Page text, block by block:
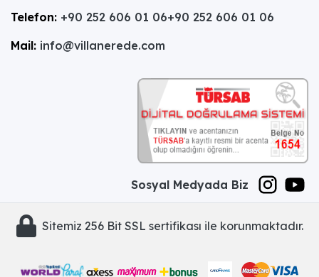
Telefon: +90 252 606 01 06+90 252 606 01 06
Mail: info@villanerede.com
Sosyal Medyada Biz
Sitemiz 256 Bit SSL sertifikası ile korunmaktadır.